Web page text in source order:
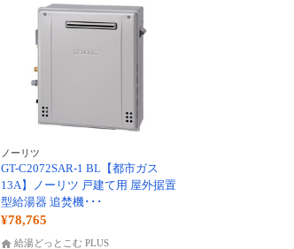
ノーリツ
GT-C2072SAR-1 BL【都市ガス
13A】ノーリツ 戸建て用 屋外据置
型給湯器 追焚機･･･
¥78,765
給湯どっとこむ PLUS